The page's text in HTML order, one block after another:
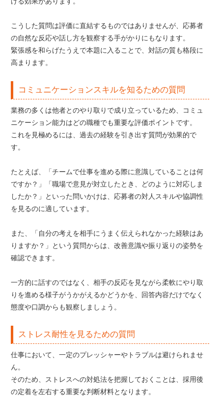
こうした質問は評価に直結するものではありませんが、応募者
の自然な反応や話し方を観察する手がかりにもなります。
緊張感を和らげたうえで本題に入ることで、対話の質も格段に
高まります。
コミュニケーションスキルを知るための質問
業務の多くは他者とのやり取りで成り立っているため、コミュ
ニケーション能力はどの職種でも重要な評価ポイントです。
これを見極めるには、過去の経験を引き出す質問が効果的で
す。
たとえば、「チームで仕事を進める際に意識していることは何
ですか？」「職場で意見が対立したとき、どのように対応しま
したか？」といった問いかけは、応募者の対人スキルや協調性
を見るのに適しています。
また、「自分の考えを相手にうまく伝えられなかった経験はあ
りますか？」という質問からは、改善意識や振り返りの姿勢を
確認できます。
一方的に話すのではなく、相手の反応を見ながら柔軟にやり取
りを進める様子がうかがえるかどうかを、回答内容だけでなく
態度や口調からも観察しましょう。
ストレス耐性を見るための質問
仕事において、一定のプレッシャーやトラブルは避けられませ
ん。
そのため、ストレスへの対処法を把握しておくことは、採用後
の定着を左右する重要な判断材料となります。